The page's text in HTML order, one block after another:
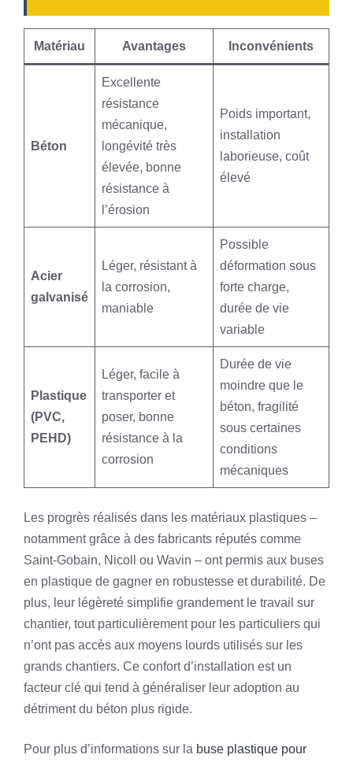
Matériau Avantages Inconvénients
Béton
Excellente
résistance
mécanique,
longévité très
élevée, bonne
résistance à
l’érosion
Poids important,
installation
laborieuse, coût
élevé
Acier
galvanisé
Léger, résistant à
la corrosion,
maniable
Possible
déformation sous
forte charge,
durée de vie
variable
Plastique
(PVC,
PEHD)
Léger, facile à
transporter et
poser, bonne
résistance à la
corrosion
Durée de vie
moindre que le
béton, fragilité
sous certaines
conditions
mécaniques
Les progrès réalisés dans les matériaux plastiques –
notamment grâce à des fabricants réputés comme
Saint-Gobain, Nicoll ou Wavin – ont permis aux buses
en plastique de gagner en robustesse et durabilité. De
plus, leur légèreté simplifie grandement le travail sur
chantier, tout particulièrement pour les particuliers qui
n’ont pas accès aux moyens lourds utilisés sur les
grands chantiers. Ce confort d’installation est un
facteur clé qui tend à généraliser leur adoption au
détriment du béton plus rigide.
Pour plus d’informations sur la buse plastique pour